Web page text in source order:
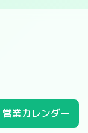
営業カレンダー